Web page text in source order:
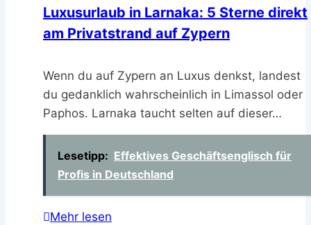
Luxusurlaub in Larnaka: 5 Sterne direkt
am Privatstrand auf Zypern
Wenn du auf Zypern an Luxus denkst, landest
du gedanklich wahrscheinlich in Limassol oder
Paphos. Larnaka taucht selten auf dieser…
Lesetipp: Effektives Geschäftsenglisch für
Profis in Deutschland
Mehr lesen